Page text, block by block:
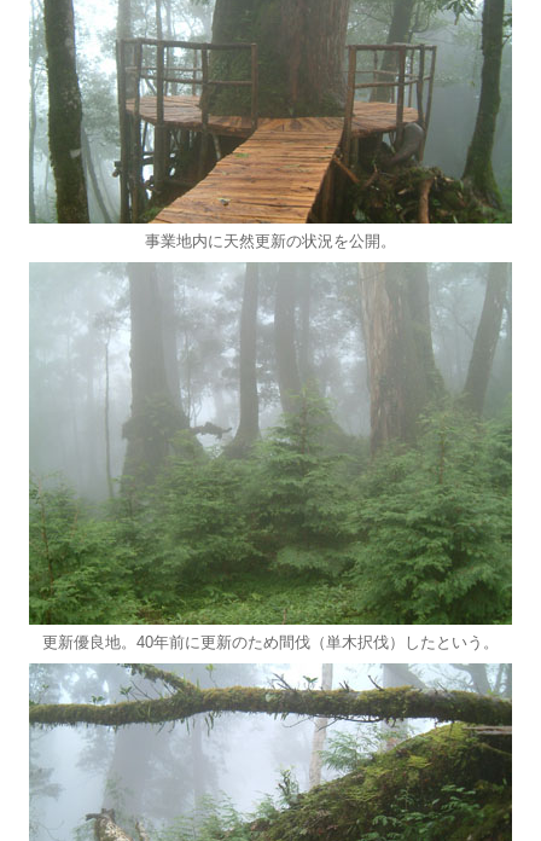
事業地内に天然更新の状況を公開。
更新優良地。40年前に更新のため間伐（単木択伐）したという。